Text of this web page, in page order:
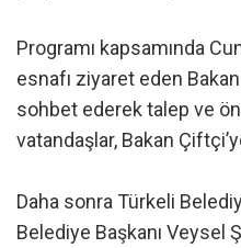
Programı kapsamında
esnafı ziyaret eden
sohbet ederek talep ve
vatandaşlar, Bakan
Daha sonra Türkeli
Belediye Başkanı Veysel